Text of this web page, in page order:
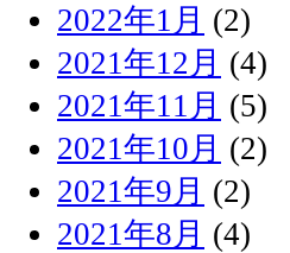
2022年1月 (2)
2021年12月 (4)
2021年11月 (5)
2021年10月 (2)
2021年9月 (2)
2021年8月 (4)